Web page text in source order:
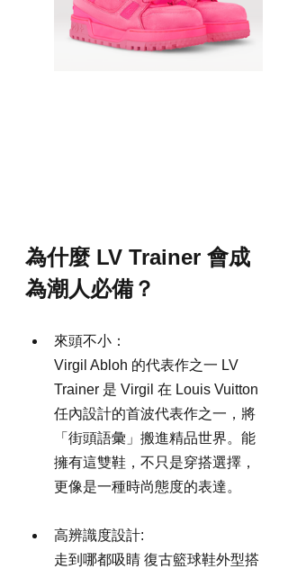
為什麼 LV Trainer 會成
為潮人必備？
來頭不小：
Virgil Abloh 的代表作之一 LV
Trainer 是 Virgil 在 Louis Vuitton
任內設計的首波代表作之一，將
「街頭語彙」搬進精品世界。能
擁有這雙鞋，不只是穿搭選擇，
更像是一種時尚態度的表達。
高辨識度設計:
走到哪都吸睛 復古籃球鞋外型搭